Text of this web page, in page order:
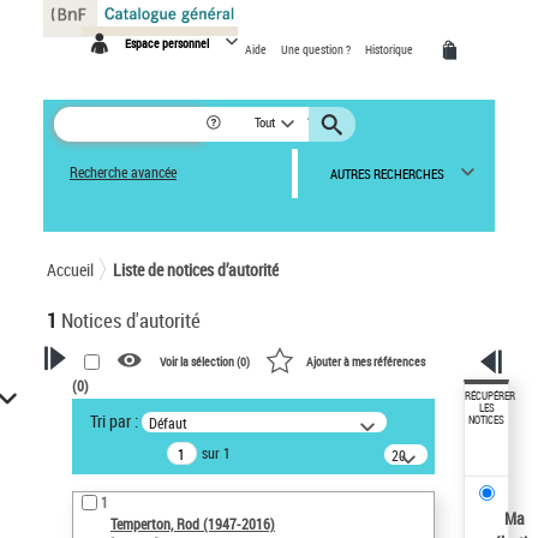
Espace personnel Aide Une question ? Historique
Tout
Recherche avancée AUTRES RECHERCHES
Accueil Liste de notices d’autorité
1 Notices d'autorité
VOTRE RECHERCHE
Recherche avancée dans les
notices d’autorité
Œuvres liées à l'auteur :
Temperton, Rod (1947-2016)
Voir la sélection (0) Ajouter à mes références
(0)
Tri par : Défaut
sur 1
20
résultats/page
1
Temperton, Rod (1947-2016)
RÉCUPÉRER
LES
NOTICES
Ma
Panneau de gestion des cookies